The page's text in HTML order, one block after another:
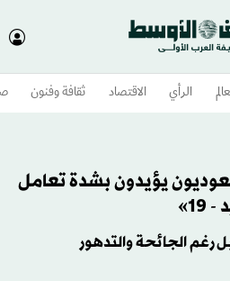
الرأي الاقتصاد ثقافة وفنون
يؤيدون بشدة تعامل
رغم الجائحة والتدهور